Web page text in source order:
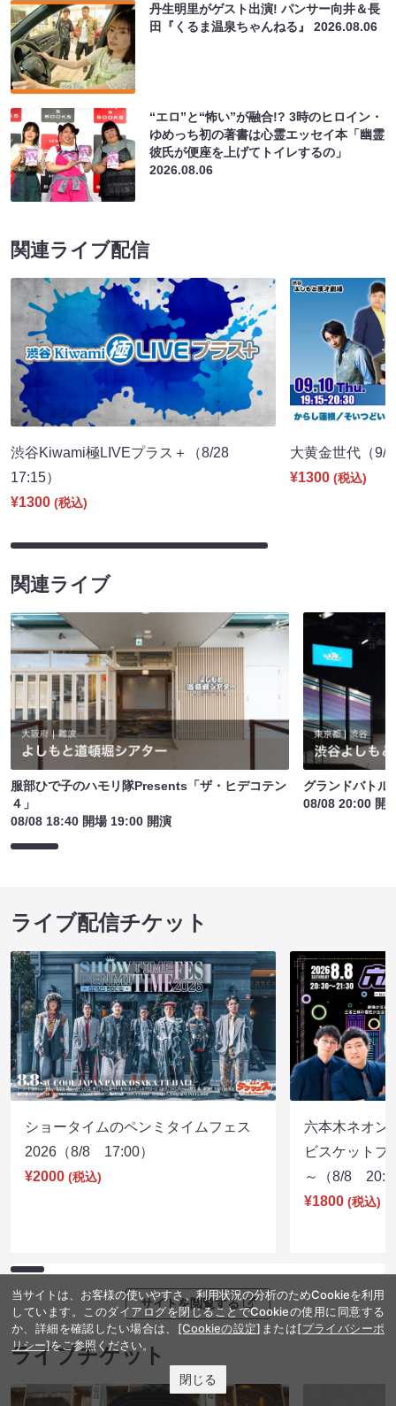
丹生明里がゲスト出演! パンサー向井＆長
田『くるま温泉ちゃんねる』2026.08.06
“エロ”と“怖い”が融合!? 3時のヒロイン・
ゆめっち初の著書は心霊エッセイ本「幽霊
彼氏が便座を上げてトイレするの」
2026.08.06
関連ライブ配信
渋谷Kiwami極LIVEプラス＋（8/28
17:15）
¥1300 (税込)
大黄金世代（
¥1300 (税込)
関連ライブ
服部ひで子のハモリ隊Presents「ザ・ヒデコテン
４」
08/08 18:40 開場 19:00 開演
グランドバトル
08/08 20:00 開
ライブ配信チケット
ショータイムのペンミタイムフェス
2026（8/8 17:00）
¥2000 (税込)
六本木ネオン
ビスケットブ
～（8/8
¥1800 (税込)
サイトを閲覧する
ライブチケット
当サイトは、お客様の使いやすさ、利用状況の分析のためCookieを利用
しています。このダイアログを閉じることでCookieの使用に同意する
か、詳細を確認したい場合は、 [Cookieの設定] または[プライバシーポ
リシー]をご参照ください。
閉じる